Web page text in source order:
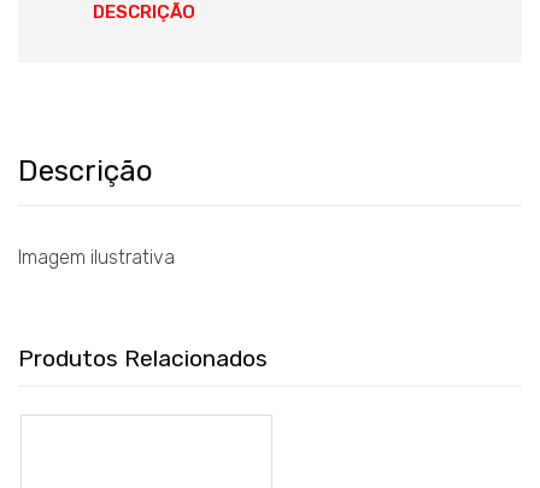
DESCRIÇÃO
Descrição
Imagem ilustrativa
Produtos Relacionados